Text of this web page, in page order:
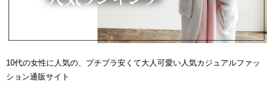
10代の女性に人気の、プチプラ安くて大人可愛い人気カジュアルファッ
ション通販サイト